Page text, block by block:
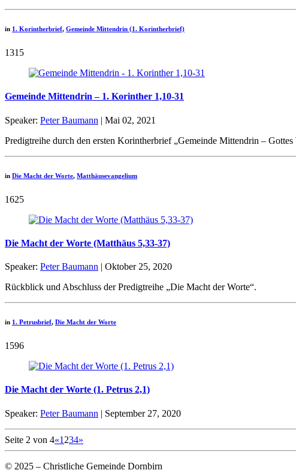
in 1. Korintherbrief, Gemeinde Mittendrin (1. Korintherbrief)
1315
Gemeinde Mittendrin – 1. Korinther 1,10-31
Speaker: Peter Baumann | Mai 02, 2021
Predigtreihe durch den ersten Korintherbrief „Gemeinde Mittendrin –
in Die Macht der Worte, Matthäusevangelium
1625
Die Macht der Worte (Matthäus 5,33-37)
Speaker: Peter Baumann | Oktober 25, 2020
Rückblick und Abschluss der Predigtreihe „Die Macht der Worte“.
in 1. Petrusbrief, Die Macht der Worte
1596
Die Macht der Worte (1. Petrus 2,1)
Speaker: Peter Baumann | September 27, 2020
Seite 2 von 4«1 234»
© 2025 – Christliche Gemeinde Dornbirn